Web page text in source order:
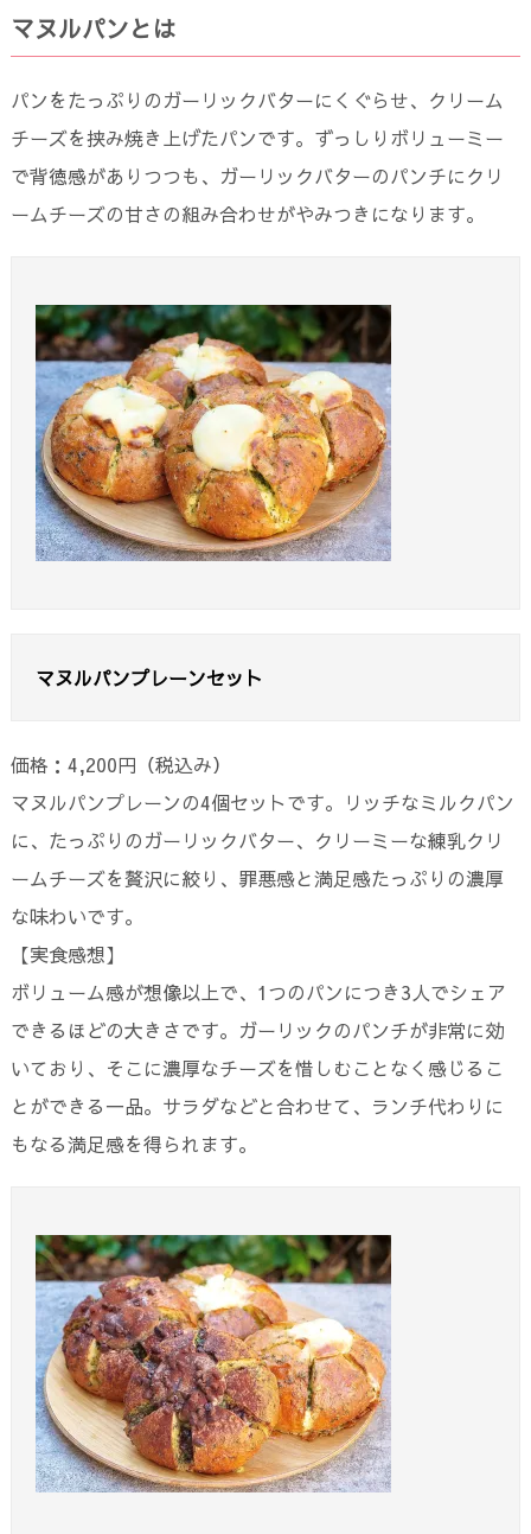
マヌルパンとは
パンをたっぷりのガーリックバターにくぐらせ、クリーム
チーズを挟み焼き上げたパンです。ずっしりボリューミー
で背徳感がありつつも、ガーリックバターのパンチにクリ
ームチーズの甘さの組み合わせがやみつきになります。
マヌルパンプレーンセット
価格：4,200円（税込み）
マヌルパンプレーンの4個セットです。 リッチなミルクパン
に、たっぷりのガーリックバター、クリーミーな練乳クリ
ームチーズを贅沢に絞り、罪悪感と満足感たっぷりの濃厚
な味わいです。
【実食感想】
ボリューム感が想像以上で、1つのパンにつき3人でシェア
できるほどの大きさです。ガーリックのパンチが非常に効
いており、そこに濃厚なチーズを惜しむことなく感じるこ
とができる一品。サラダなどと合わせて、ランチ代わりに
もなる満足感を得られます。